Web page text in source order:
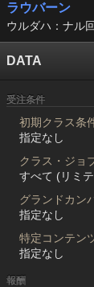
ラウバーン
ウルダハ：ナル
DATA
受注条件
初期クラス条
指定なし
クラス・ジョ
すべて (リミ
グランドカン
指定なし
特定コンテン
指定なし
報酬